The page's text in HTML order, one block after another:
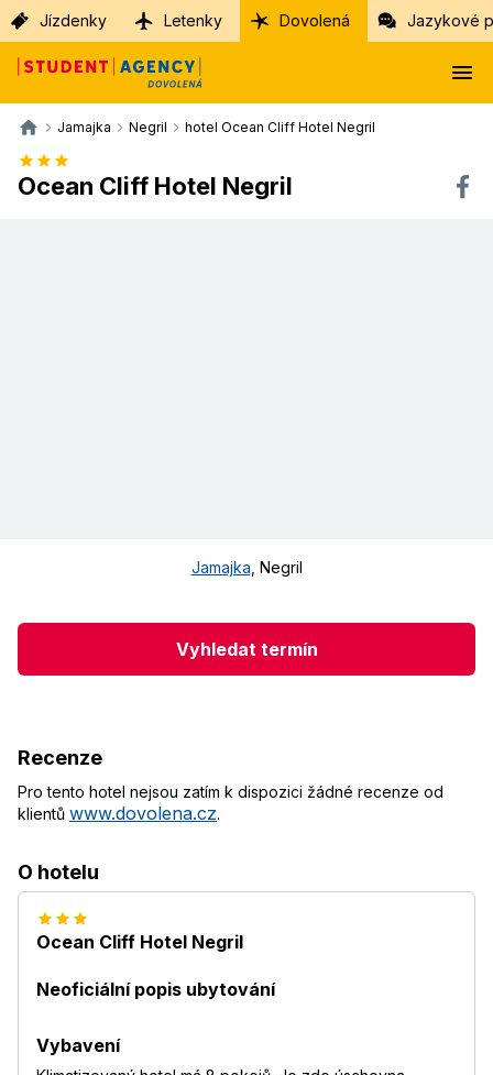
Jízdenky Letenky Dovolená Jazykové
Jamajka Negril hotel Ocean Cliff Hotel Negril
Ocean Cliff Hotel Negril
Jamajka Negril
Vyhledat termín
Recenze
Pro tento hotel nejsou zatím k dispozici žádné recenze od
klientů www.dovolena.cz.
O hotelu
Ocean Cliff Hotel Negril
Neoficiální popis ubytování
Vybavení